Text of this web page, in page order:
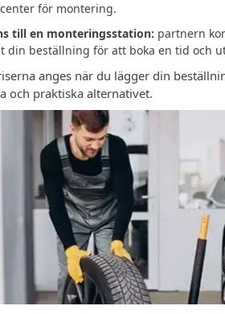
för montering.
till en monteringsstation: partnern
din beställning för att boka en tid och
anges när du lägger din
och praktiska alternativet.